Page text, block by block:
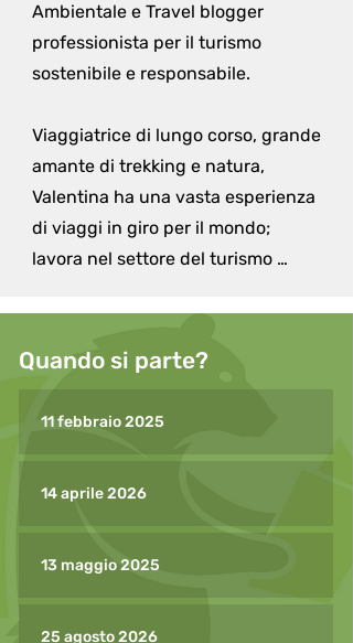
Ambientale e Travel blogger
professionista per il turismo
sostenibile e responsabile.
Viaggiatrice di lungo corso, grande
amante di trekking e natura,
Valentina ha una vasta esperienza
di viaggi in giro per il mondo;
lavora nel settore del turismo
anni ed è sempre in viaggio.
da est a ovest, è arrivata fino alle
in Ecuador, frequenta spesso
l'India ed è sempre pronta per
nuove avventure.
Ha un rapporto particolare con la
Quando si parte?
11 febbraio 2025
14 aprile 2026
13 maggio 2025
25 agosto 2026